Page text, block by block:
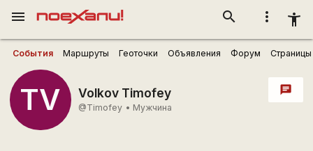
more_vert accessibility_new
search
menu
События Маршруты Геоточки Объявления Форум Страницы
TV Volkov Timofey
@Timofey • Мужчина
chat